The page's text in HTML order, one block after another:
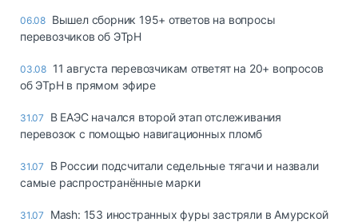
06.08 Вышел сборник 195+ ответов на вопросы
перевозчиков об ЭТрН
03.08 11 августа перевозчикам ответят на 20+ вопросов
об ЭТрН в прямом эфире
31.07
В ЕАЭС начался второй этап отслеживания
перевозок с помощью навигационных пломб
31.07
В России подсчитали седельные тягачи и назвали
самые распространённые марки
31.07
Mash: 153 иностранных фуры застряли в Амурской